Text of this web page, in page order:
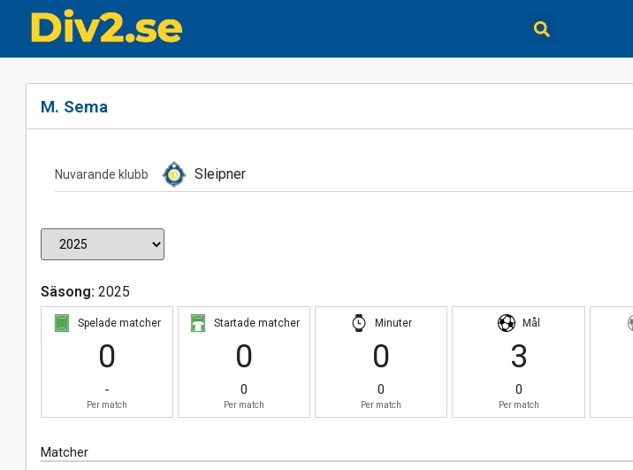
M. Sema
Nuvarande klubb Sleipner
Säsong: 2025
Spelade matcher
0
-
Per match
Startade matcher
0
0
Per match
Minuter
0
0
Per match
Mål
3
0
Per match
Matcher